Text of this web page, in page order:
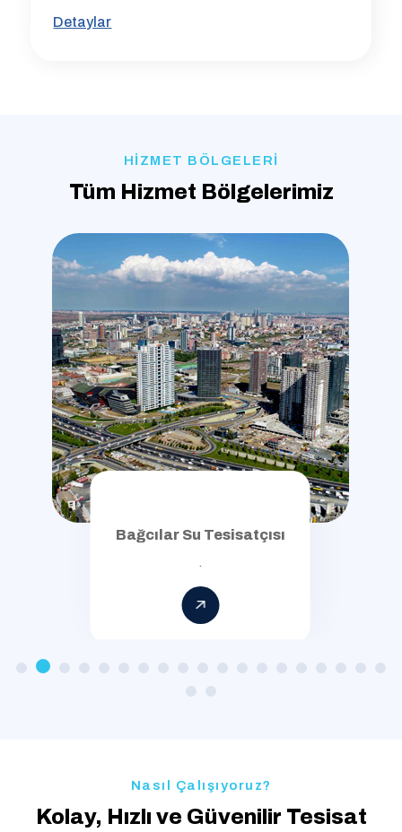
Detaylar
HİZMET BÖLGELERİ
Tüm Hizmet Bölgelerimiz
Bağcılar Su Tesisatçısı
Nasıl Çalışıyoruz?
Kolay, Hızlı ve Güvenilir Tesisat